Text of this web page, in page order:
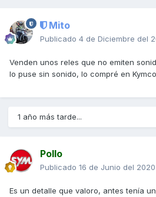
Mito
Publicado 4 de Diciembre del
Venden unos reles que no emiten
lo puse sin sonido, lo compré en
1 año más tarde...
Pollo
Publicado 16 de Junio del 2020
Es un detalle que valoro, antes tenía